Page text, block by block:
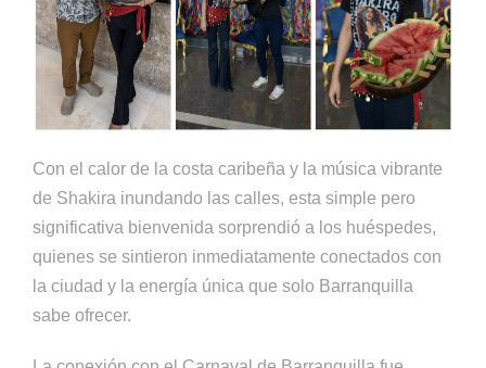
Con el calor de la costa caribeña y la música vibrante
de Shakira inundando las calles, esta simple pero
significativa bienvenida sorprendió a los huéspedes,
quienes se sintieron inmediatamente conectados con
la ciudad y la energía única que solo Barranquilla
sabe ofrecer.